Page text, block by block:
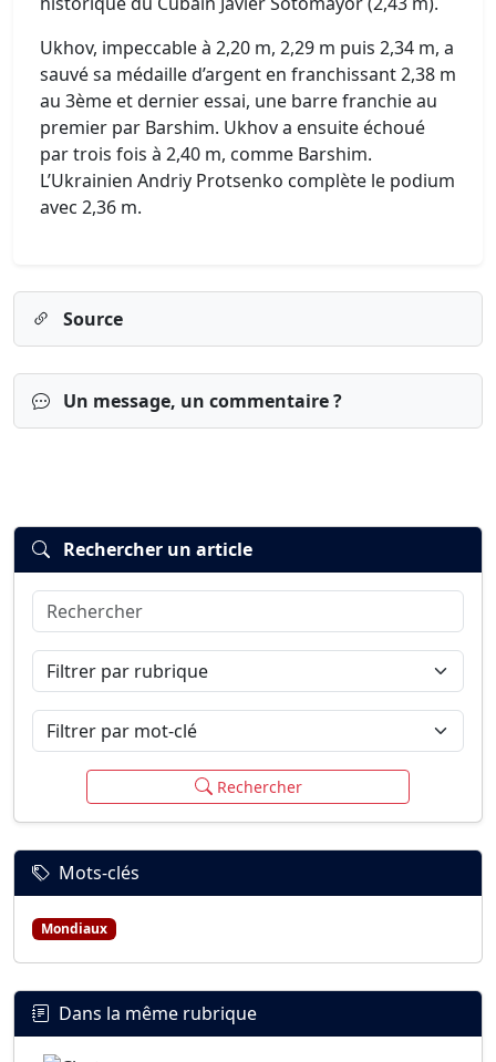
Ukhov, impeccable à 2,20 m, 2,29 m puis 2,34 m, a
sauvé sa médaille d’argent en franchissant 2,38 m
au 3ème et dernier essai, une barre franchie au
premier par Barshim. Ukhov a ensuite échoué
par trois fois à 2,40 m, comme Barshim.
L’Ukrainien Andriy Protsenko complète le podium
avec 2,36 m.
Source
Un message, un commentaire ?
Connexion
Rechercher un article
Rechercher
Filtrer par rubrique
Filtrer par mot-clé
Rechercher
Mots-clés
Mondiaux
Dans la même rubrique